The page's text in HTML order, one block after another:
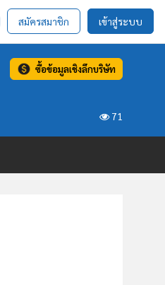
สมัครสมาชิก เข้าสู่ระบบ
ซื้อข้อมูลเชิงลึกบริษัท
71